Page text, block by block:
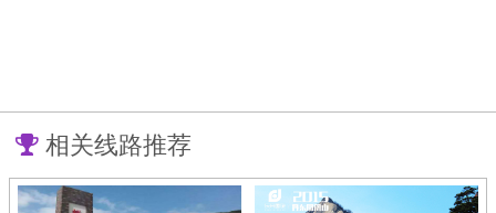
相关线路推荐